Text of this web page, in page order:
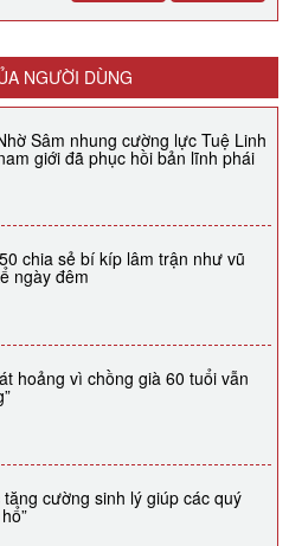
NGƯỜI DÙNG
Sâm nhung cường lực Tuệ Linh
giới đã phục hồi bản lĩnh phái
chia sẻ bí kíp lâm trận như vũ
ngày đêm
hoảng vì chồng già 60 tuổi vẫn
tăng cường sinh lý giúp các quý